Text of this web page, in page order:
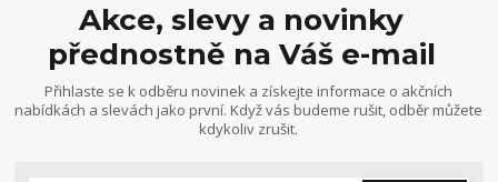
Akce, slevy a novinky
přednostně na Váš e-mail
Přihlaste se k odběru novinek a získejte informace o akčních
nabídkách a slevách jako první. Když vás budeme rušit, odběr můžete
kdykoliv zrušit.